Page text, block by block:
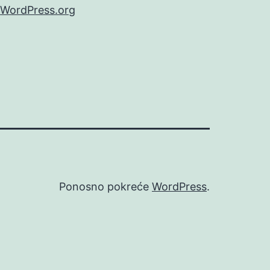
WordPress.org
Ponosno pokreće WordPress.